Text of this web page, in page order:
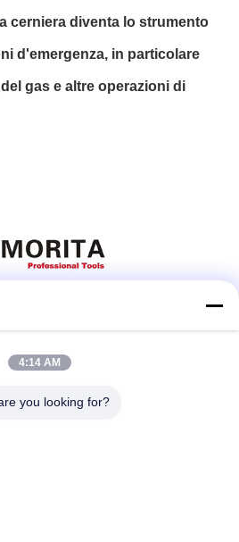
cerniera diventa lo strumento
d'emergenza, in particolare
gas e altre operazioni di
rapido
4:14 AM
you looking for?